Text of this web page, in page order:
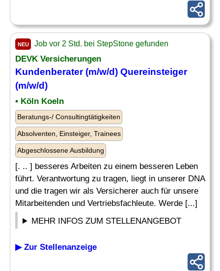
NEU Job vor 2 Std. bei StepStone gefunden
DEVK Versicherungen
Kundenberater (m/w/d) Quereinsteiger
(m/w/d)
• Köln Koeln
Beratungs-/ Consultingtätigkeiten
Absolventen, Einsteiger, Trainees
Abgeschlossene Ausbildung
[. .. ] besseres Arbeiten zu einem besseren Leben
führt. Verantwortung zu tragen, liegt in unserer DNA
und die tragen wir als Versicherer auch für unsere
Mitarbeitenden und Vertriebsfachleute. Werde [...]
MEHR INFOS ZUM STELLENANGEBOT
▶ Zur Stellenanzeige